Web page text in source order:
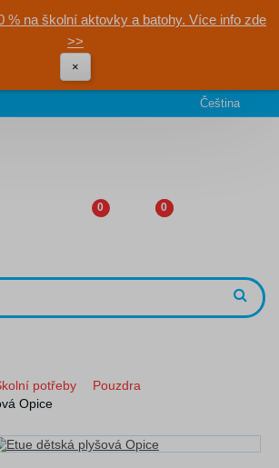
% na školní aktovky a batohy. Více info zde
>>
×
Čeština
0 0
potřeby
Pouzdra
Opice